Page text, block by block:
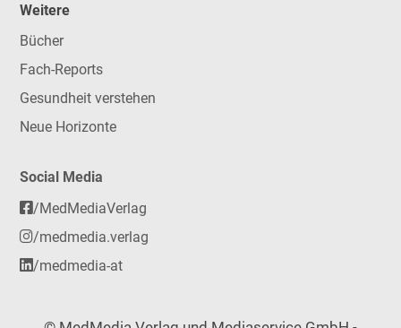
Weitere
Bücher
Fach-Reports
Gesundheit verstehen
Neue Horizonte
Social Media
/MedMediaVerlag
/medmedia.verlag
/medmedia-at